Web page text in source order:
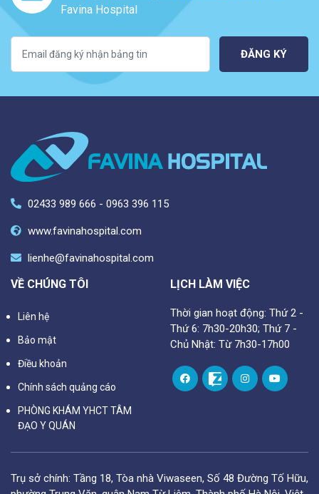
Favina Hospital
ĐĂNG KÝ
02433 989 666 - 0963 396 115
www.favinahospital.com
lienhe@favinahospital.com
VỀ CHÚNG TÔI
Liên hệ
Bảo mật
Điều khoản
Chính sách quảng cáo
PHÒNG KHÁM YHCT TÂM
ĐẠO Y QUÁN
LỊCH LÀM VIỆC
Thời gian hoạt động: Thứ 2 -
Thứ 6: 7h30-20h30; Thứ 7 -
Chủ Nhật: Từ 7h30-17h00
Trụ sở chính: Tầng 18, Tòa nhà Viwaseen, Số 48 Đường Tố Hữu,